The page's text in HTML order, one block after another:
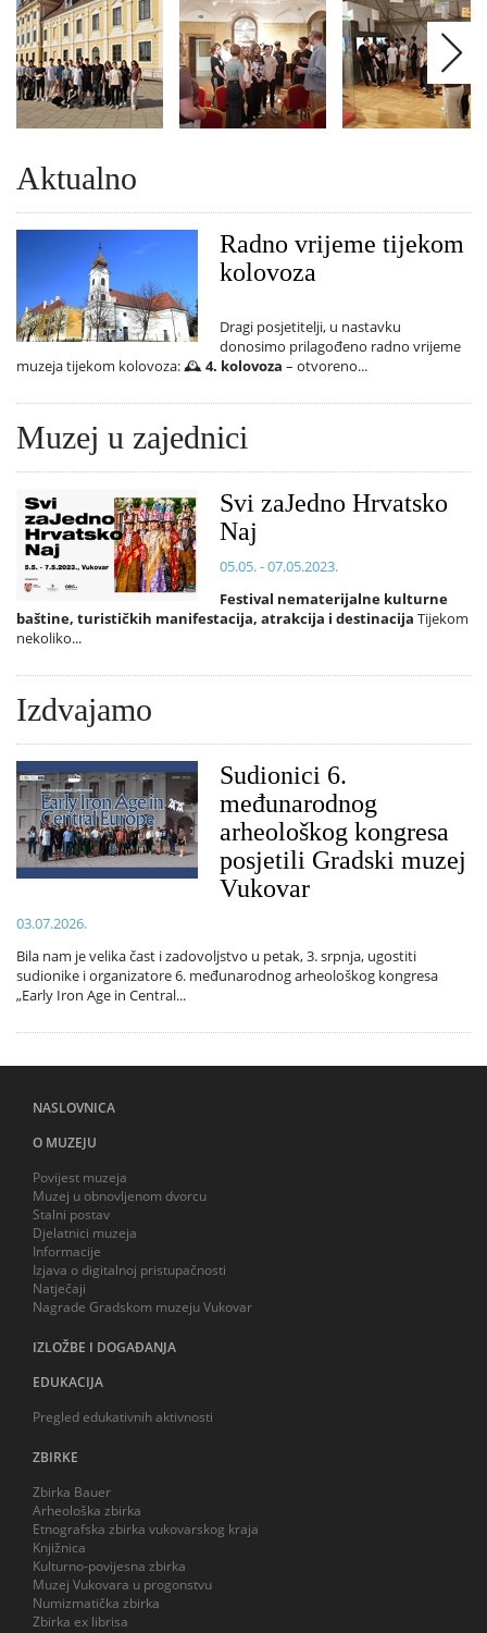
Aktualno
Radno vrijeme tijekom
kolovoza
Dragi posjetitelji, u nastavku
donosimo prilagođeno radno vrijeme
muzeja tijekom kolovoza: 🕰️4. kolovoza – otvoreno...
Muzej u zajednici
Svi zaJedno Hrvatsko
Naj
05.05. - 07.05.2023.
Festival nematerijalne kulturne
baštine, turističkih manifestacija, atrakcija i destinacija Tijekom
nekoliko...
Izdvajamo
Sudionici 6.
međunarodnog
arheološkog kongresa
posjetili Gradski muzej
Vukovar
03.07.2026.
Bila nam je velika čast i zadovoljstvo u petak, 3. srpnja, ugostiti
sudionike i organizatore 6. međunarodnog arheološkog kongresa
„Early Iron Age in Central...
NASLOVNICA
O MUZEJU
Povijest muzeja
Muzej u obnovljenom dvorcu
Stalni postav
Djelatnici muzeja
Informacije
Izjava o digitalnoj pristupačnosti
Natječaji
Nagrade Gradskom muzeju Vukovar
IZLOŽBE I DOGAĐANJA
EDUKACIJA
Pregled edukativnih aktivnosti
ZBIRKE
Zbirka Bauer
Arheološka zbirka
Etnografska zbirka vukovarskog kraja
Knjižnica
Kulturno-povijesna zbirka
Muzej Vukovara u progonstvu
Numizmatička zbirka
Zbirka ex librisa